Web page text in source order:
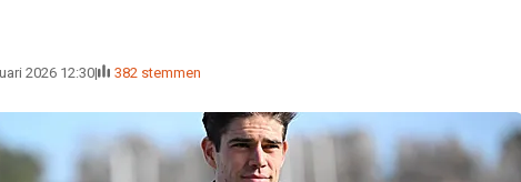
2026 12:30 382 stemmen